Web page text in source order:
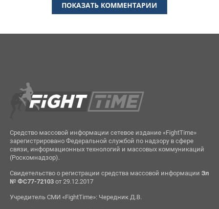
ПОКАЗАТЬ КОММЕНТАРИИ
Средство массовой информации сетевое издание «FightTime»
зарегистрировано Федеральной службой по надзору в сфере
связи, информационных технологий и массовых коммуникаций
(Роскомнадзор).
Свидетельство о регистрации средства массовой информации Эл
№ ФС77-72103от 29.12.2017
Учредитель СМИ «FightTime»: Чередник Д.В.